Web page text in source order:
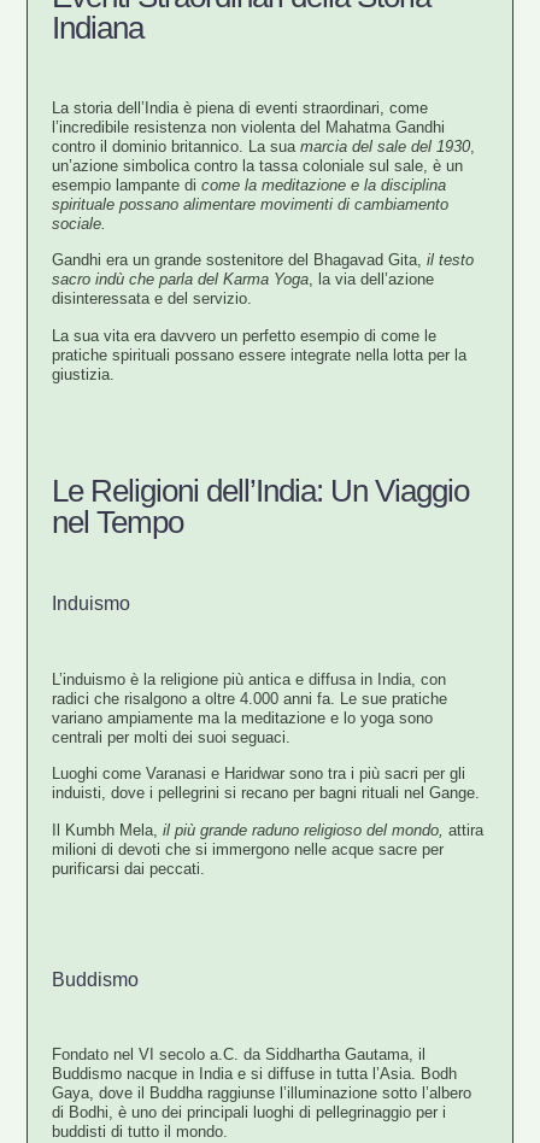
Indiana
La storia dell’India è piena di eventi straordinari, come
l’incredibile resistenza non violenta del Mahatma Gandhi
contro il dominio britannico. La suamarcia del sale del 1930
un’azione simbolica contro la tassa coloniale sul sale, è un
esempio lampante di come la meditazione e la disciplina
spirituale possano alimentare movimenti di cambiamento
sociale.
Gandhi era un grande sostenitore del Bhagavad Gita, il testo
sacro indù che parla delKarma Yoga, la via dell’azione
disinteressata e del servizio.
La sua vita era davvero un perfetto esempio di come le
pratiche spirituali possano essere integrate nella lotta per la
giustizia.
Le Religioni dell’India: Un Viaggio
nel Tempo
Induismo
L’induismo è la religione più antica e diffusa in India, con
radici che risalgono aoltre 4.000 anni fa . Le sue pratiche
variano ampiamente ma la meditazione e lo yoga sono
centrali per molti dei suoi seguaci.
Luoghi comeVaranasi e Haridwar sono tra i più sacri per gli
induisti, dove i pellegrini si recano per bagni rituali nelGange.
Il Kumbh Mela ,il più grande raduno religioso del mondo, attira
milioni di devoti che si immergono nelle acque sacre per
purificarsi dai peccati.
Buddismo
Fondato nelVI secolo a.C. da Siddhartha Gautama, il
Buddismo nacque in India e si diffuse in tutta l’Asia. Bodh
Gaya, dove il Buddha raggiunse l’illuminazione sotto l’albero
di Bodhi, è uno dei principali luoghi di pellegrinaggio per i
buddisti di tutto il mondo.